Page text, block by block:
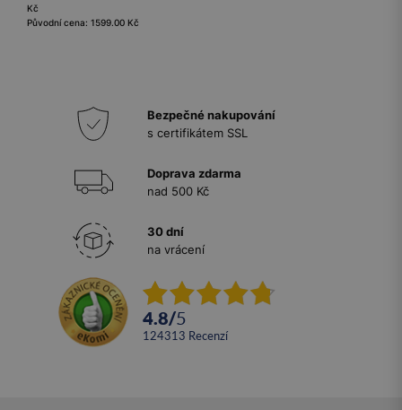
Kč
Původní cena: 1599.00 Kč
Bezpečné nakupování
s certifikátem SSL
Doprava zdarma
nad 500 Kč
30 dní
na vrácení
4.8/5
124313 recenzí